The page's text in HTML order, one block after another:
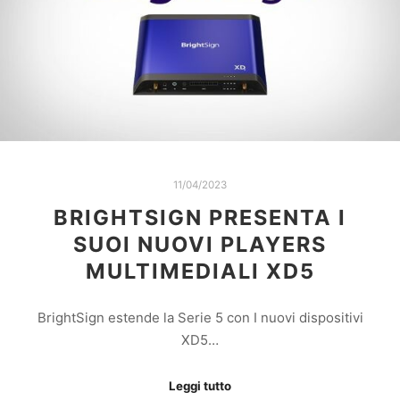
11/04/2023
BRIGHTSIGN PRESENTA I
SUOI NUOVI PLAYERS
MULTIMEDIALI XD5
BrightSign estende la Serie 5 con I nuovi dispositivi
XD5…
Leggi tutto